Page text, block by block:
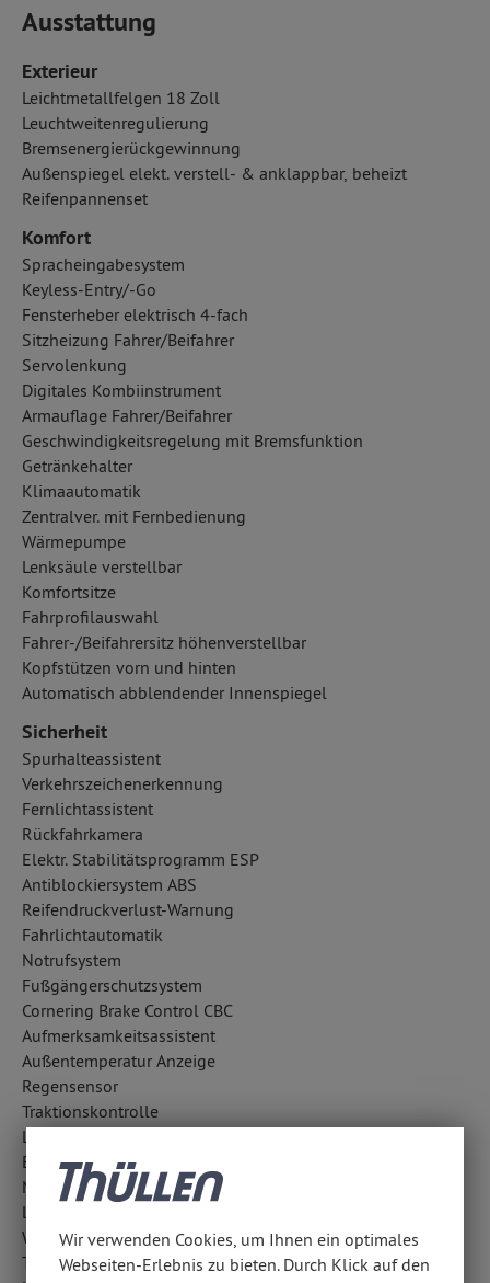
Ausstattung
Exterieur
Leichtmetallfelgen 18 Zoll
Leuchtweitenregulierung
Bremsenergierückgewinnung
Außenspiegel elekt. verstell- & anklappbar, beheizt
Reifenpannenset
Komfort
Spracheingabesystem
Keyless-Entry/-Go
Fensterheber elektrisch 4-fach
Sitzheizung Fahrer/Beifahrer
Servolenkung
Digitales Kombiinstrument
Armauflage Fahrer/Beifahrer
Geschwindigkeitsregelung mit Bremsfunktion
Getränkehalter
Klimaautomatik
Zentralver. mit Fernbedienung
Wärmepumpe
Lenksäule verstellbar
Komfortsitze
Fahrprofilauswahl
Fahrer-/Beifahrersitz höhenverstellbar
Kopfstützen vorn und hinten
Automatisch abblendender Innenspiegel
Sicherheit
Spurhalteassistent
Verkehrszeichenerkennung
Fernlichtassistent
Rückfahrkamera
Elektr. Stabilitätsprogramm ESP
Antiblockiersystem ABS
Reifendruckverlust-Warnung
Fahrlichtautomatik
Notrufsystem
Fußgängerschutzsystem
Cornering Brake Control CBC
Aufmerksamkeitsassistent
Außentemperatur Anzeige
Regensensor
Traktionskontrolle
LED-Scheinwerfer
Berganfahrhilfe
Notbremsassistent
Lichtsensor
Wegfahrsperre
Totwinkel-Assistent
Wir verwenden Cookies, um Ihnen ein optimales
Webseiten-Erlebnis zu bieten. Durch Klick auf den